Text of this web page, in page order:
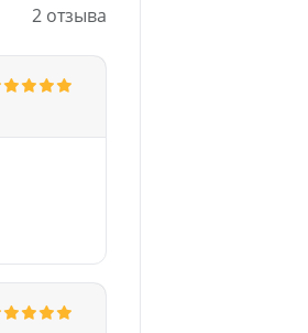
2 отзыва